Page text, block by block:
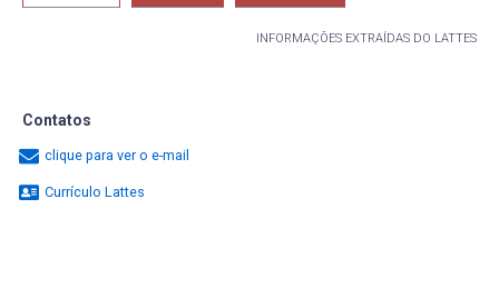
INFORMAÇÕES EXTRAÍDAS DO LATTES
Contatos
clique para ver o e-mail
Currículo Lattes